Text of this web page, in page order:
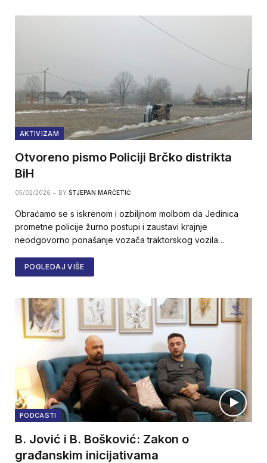
AKTIVIZAM
Otvoreno pismo Policiji Brčko distrikta
BiH
05/02/2026 BY STJEPAN MARČETIĆ
Obraćamo se s iskrenom i ozbiljnom molbom da Jedinica
prometne policije žurno postupi i zaustavi krajnje
neodgovorno ponašanje vozača traktorskog vozila…
POGLEDAJ VIŠE
PODCASTI
B. Jović i B. Bošković: Zakon o
građanskim inicijativama